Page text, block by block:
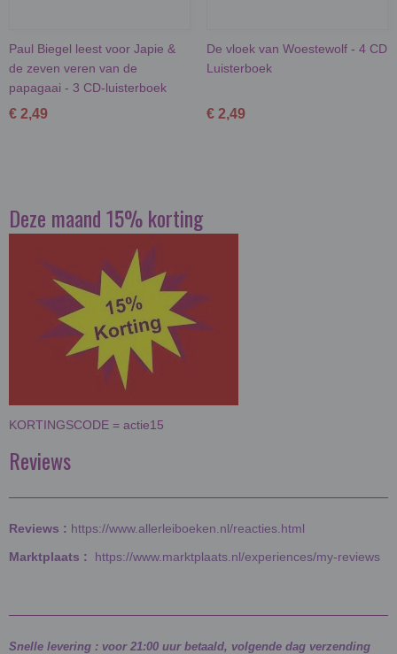
Paul Biegel leest voor Japie &
de zeven veren van de
papagaai - 3 CD-luisterboek
€ 2,49
De vloek van Woestewolf - 4 CD
Luisterboek
€ 2,49
Deze maand 15% korting
KORTINGSCODE = actie15
Reviews
Reviews : https://www.allerleiboeken.nl/reacties.html
Marktplaats : https://www.marktplaats.nl/experiences/my-reviews
Snelle levering : voor 21:00 uur betaald, volgende dag verzending